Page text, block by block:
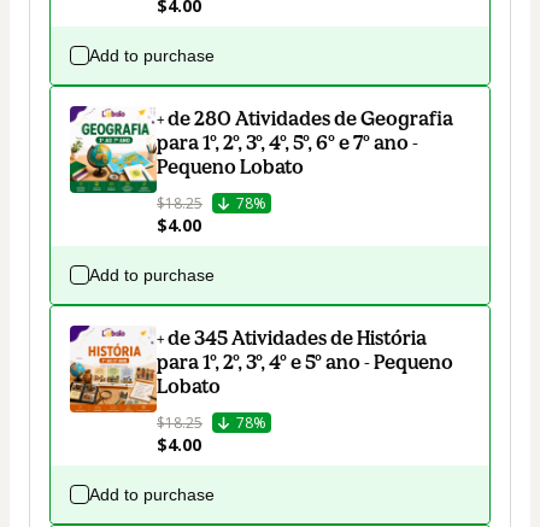
$4.00
Add to purchase
+ de 280 Atividades de Geografia
para 1º, 2º, 3º, 4º, 5º, 6º e 7º ano -
Pequeno Lobato
$18.25 78%
$4.00
Add to purchase
+ de 345 Atividades de História
para 1º, 2º, 3º, 4º e 5º ano - Pequeno
Lobato
$18.25 78%
$4.00
Add to purchase